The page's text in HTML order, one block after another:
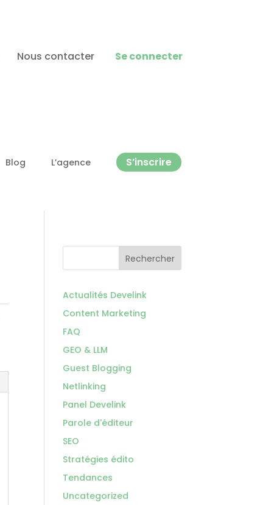
Nous contacter Se connecter
Blog L’agence S’inscrire
Rechercher
Actualités Develink
Content Marketing
FAQ
GEO & LLM
Guest Blogging
Netlinking
Panel Develink
Parole d'éditeur
SEO
Stratégies édito
Tendances
Uncategorized